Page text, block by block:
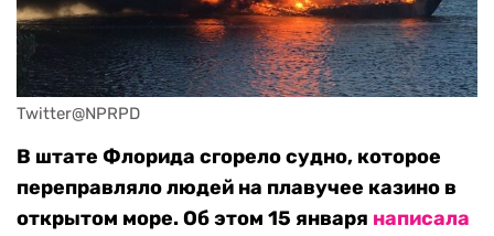
Twitter@NPRPD
В штате Флорида сгорело судно, которое
переправляло людей на плавучее казино в
открытом море. Об этом 15 января написала